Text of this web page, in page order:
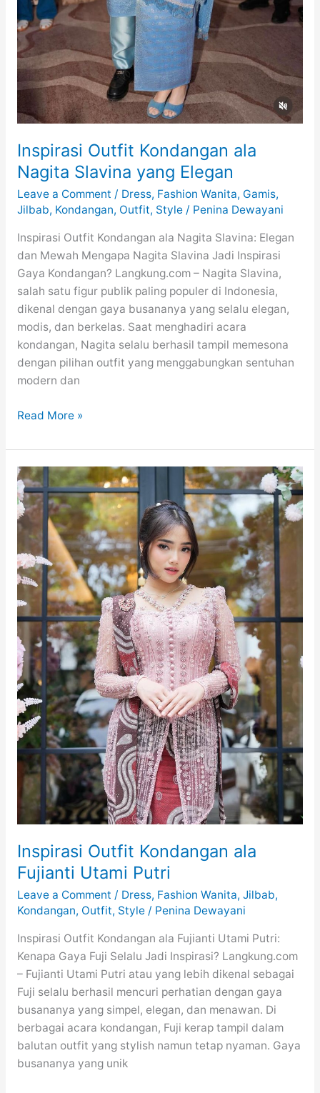
Inspirasi Outfit Kondangan ala
Nagita Slavina yang Elegan
Leave a Comment / Dress, Fashion Wanita, Gamis,
Jilbab, Kondangan, Outfit, Style/ Penina Dewayani
Inspirasi Outfit Kondangan ala Nagita Slavina: Elegan
dan Mewah Mengapa Nagita Slavina Jadi Inspirasi
Gaya Kondangan? Langkung.com – Nagita Slavina,
salah satu figur publik paling populer di Indonesia,
dikenal dengan gaya busananya yang selalu elegan,
modis, dan berkelas. Saat menghadiri acara
kondangan, Nagita selalu berhasil tampil memesona
dengan pilihan outfit yang menggabungkan sentuhan
modern dan
Inspirasi
Kondangan
ala
Nagita
Slavina
yang
Elegan
Read More »
Inspirasi Outfit Kondangan ala
Fujianti Utami Putri
Leave a Comment / Dress, Fashion Wanita, Jilbab,
Kondangan, Outfit, Style/ Penina Dewayani
Inspirasi Outfit Kondangan ala Fujianti Utami Putri:
Kenapa Gaya Fuji Selalu Jadi Inspirasi? Langkung.com
– Fujianti Utami Putri atau yang lebih dikenal sebagai
Fuji selalu berhasil mencuri perhatian dengan gaya
busananya yang simpel, elegan, dan menawan. Di
berbagai acara kondangan, Fuji kerap tampil dalam
balutan outfit yang stylish namun tetap nyaman. Gaya
busananya yang unik